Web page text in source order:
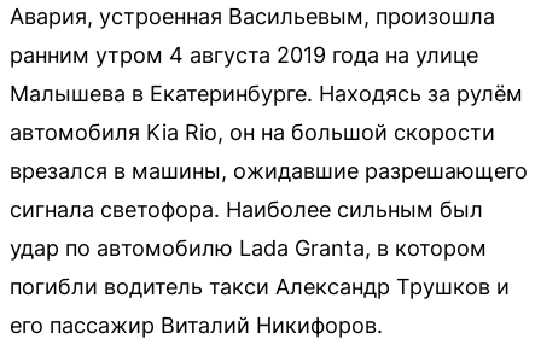
Авария, устроенная Васильевым, произошла
ранним утром 4 августа 2019 года на улице
Малышева в Екатеринбурге. Находясь за рулём
автомобиля Kia Rio, он на большой скорости
врезался в машины, ожидавшие разрешающего
сигнала светофора. Наиболее сильным был
удар по автомобилю Lada Granta, в котором
погибли водитель такси Александр Трушков и
его пассажир Виталий Никифоров.